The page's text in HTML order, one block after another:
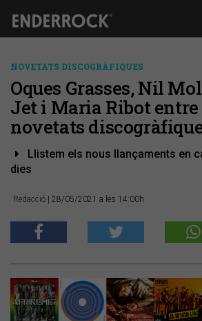
NOVETATS DISCOGRÀFIQUES
Oques Grasses, Nil
Jet i Maria Ribot entre
novetats
​Llistem els nous llançaments en
dies
Redacció | 28/05/2021 a les 14:00h